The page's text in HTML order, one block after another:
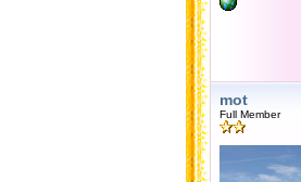
mot
Full Member